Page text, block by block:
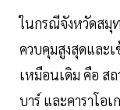
ในกรณีจังหวัดสมุ
ควบคุมสูงสุดและเ
เหมือนเดิม คือ ส
บาร์ และคาราโอ